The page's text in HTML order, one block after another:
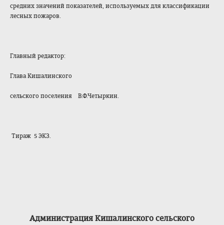
средних значений показателей, используемых для классификации
лесных пожаров.
Главный редактор:
Глава Кишалинского
сельского поселения В.Ф.Четыркин.
Тираж 5 ЭКЗ.
Администрация Кишалинского сельского